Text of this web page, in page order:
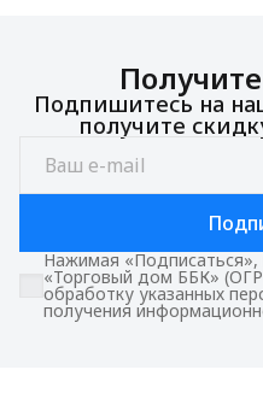
Подпишитесь на
получите
Нажимая
«Торговый дом ББК»
обработку указанных
получения